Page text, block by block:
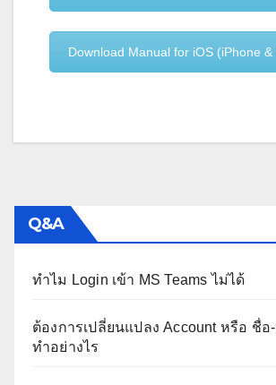
Download Manual for iOS (iPhone &
Q&A
ทำไม Login เข้า MS Teams ไม่ได้
ต้องการเปลี่ยนแปลง Account หรือ ชื่
ทำอย่างไร